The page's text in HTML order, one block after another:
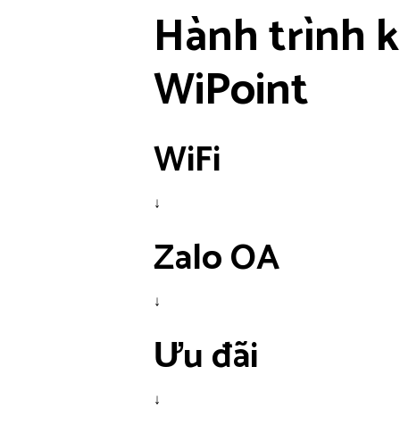
Hành trình
WiPoint
WiFi
↓
Zalo OA
↓
Ưu đãi
↓